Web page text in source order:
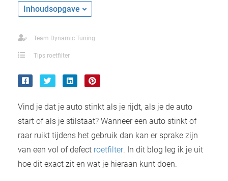
Inhoudsopgave
Team Dynamic Tuning
Tips roetfilter
Vind je dat je auto stinkt als je rijdt, als je de auto
start of als je stilstaat? Wanneer een auto stinkt of
raar ruikt tijdens het gebruik dan kan er sprake zijn
van een vol of defect roetfilter. In dit blog leg ik je uit
hoe dit exact zit en wat je hieraan kunt doen.